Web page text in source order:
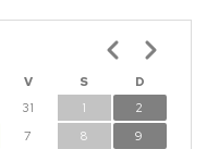
V S
D
31 1
2
7 8
9
Paginación